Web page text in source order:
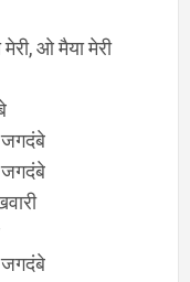
ओ मैया मेरी
जगदंबे
जगदंबे
जगदंबे